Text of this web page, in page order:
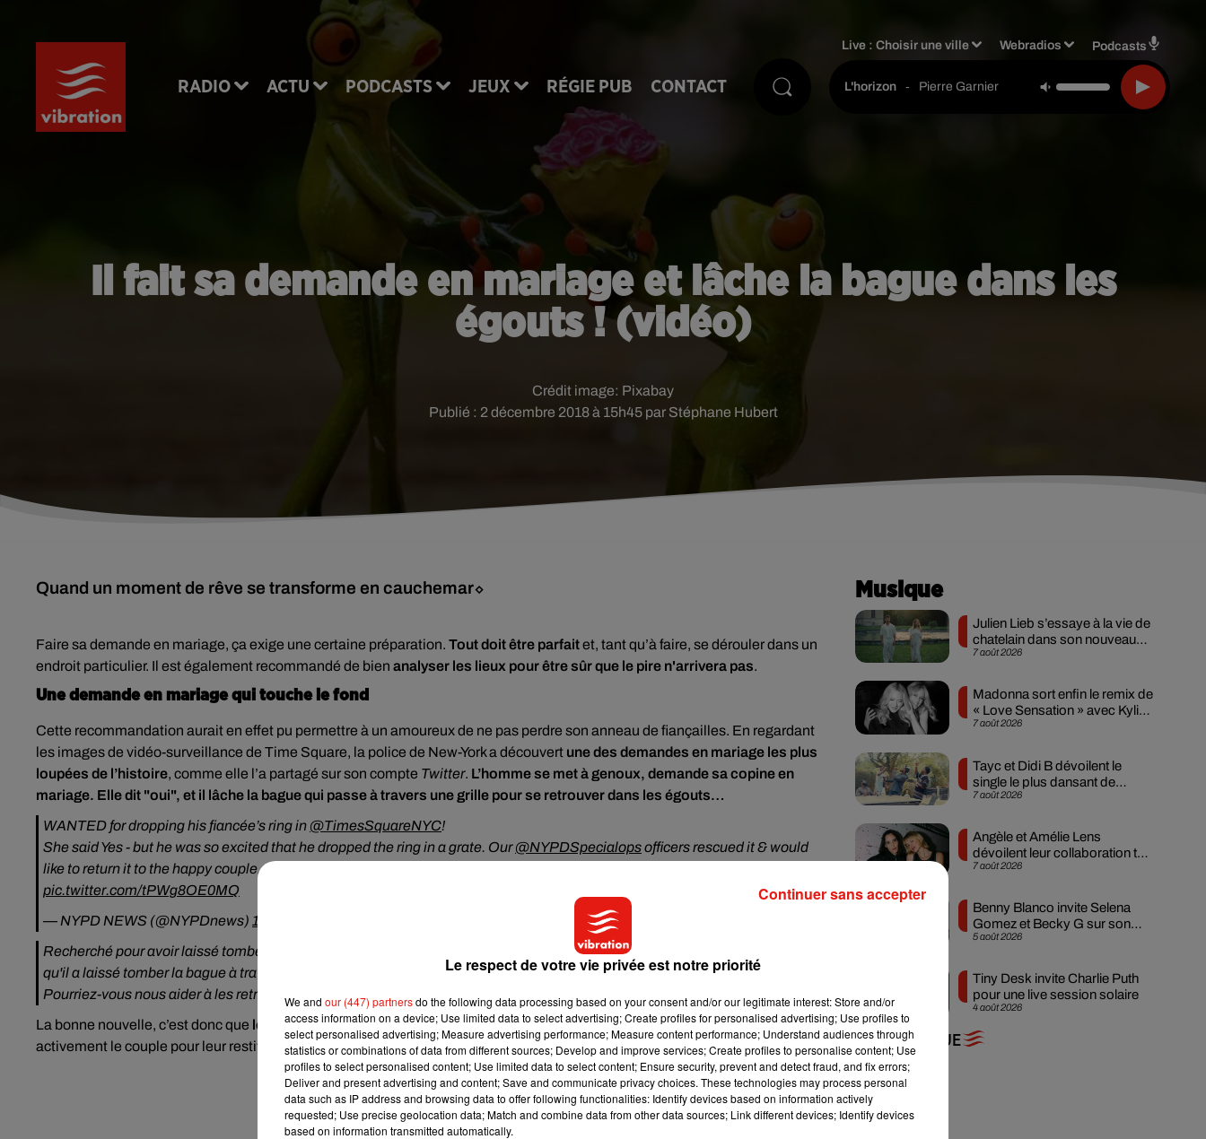
RADIO ACTU PODCASTS JEUX RÉGIE PUB CONTACT
Live :Choisir une ville Webradios Podcasts
L'horizon - Pierre Garnier
Il fait sa demande en mariage et lâche la bague dans les
égouts ! (vidéo)
Publié : 2 décembre 2018 à 15h45 par Stéphane Hubert
Crédit image: Pixabay
Quand un moment de rêve se transforme en cauchemar⬦
Faire sa demande en mariage, ça exige une certaine préparation. Tout doit être parfaitet, tant qu’à faire, se dérouler dans un
endroit particulier. Il est également recommandé de bien analyser les lieux pour être sûr que le pire n'arrivera pas.
Une demande en mariage qui touche le fond
Cette recommandation aurait en effet pu permettre à un amoureux de ne pas perdre son anneau de fiançailles. En regardant
les images de vidéo-surveillance de Time Square, la police de New-York a découvert une des demandes en mariage les plus
loupées de l’histoire, comme elle l’a partagé sur son compte Twitter. L’homme se met à genoux, demande sa copine en
mariage. Elle dit "oui", et il lâche la bague qui passe à travers une grille pour se retrouver dans les égouts…
WANTED for dropping his fiancée’s ring in @TimesSquareNYC!
She said Yes - but he was so excited that he dropped the ring in a grate. Our@NYPDSpecialopsofficers rescued it & would
like to return it to the happy couple. Help us find them? �x� call 800-577-TIPS
pic.twitter.com/tPWg8OE0MQ
— NYPD NEWS (@NYPDnews) 1 décembre 2018
Recherché pour avoir laissé tomber une bague de fiançailles à Times Square ! Elle a dit "oui", mais il était tellement ému
qu'il a laissé tomber la bague à travers une grille. Nos officiers l'ont repêchée et veulent la rendre à l'heureux couple.
Pourriez-vous nous aider à les retrouver ?
La bonne nouvelle, c’est donc que les officiers de la ville ont réussi à récupérer la bague, et que la police recherche
activement le couple pour leur restituer leur précieux.
Musique
7 août 2026
Julien Lieb s’essaye à la vie de
chatelain dans son nouveau
clip
7 août 2026
Madonna sort enfin le remix de
« Love Sensation » avec Kylie
Minogue
7 août 2026
Tayc et Didi B dévoilent le
single le plus dansant de
l’année
7 août 2026
Angèle et Amélie Lens
dévoilent leur collaboration tant
attendue
5 août 2026
Benny Blanco invite Selena
Gomez et Becky G sur son
nouveau single
4 août 2026
Tiny Desk invite Charlie Puth
pour une live session solaire
+ DE MUSIQUE
Le respect de votre vie privée est notre priorité
We and our (447) partnersdo the following data processing based on your consent and/or our legitimate interest: Store and/or
access information on a device; Use limited data to select advertising; Create profiles for personalised advertising; Use profiles to
select personalised advertising; Measure advertising performance; Measure content performance; Understand audiences through
statistics or combinations of data from different sources; Develop and improve services; Create profiles to personalise content; Use
profiles to select personalised content; Use limited data to select content; Ensure security, prevent and detect fraud, and fix errors;
Deliver and present advertising and content; Save and communicate privacy choices. These technologies may process personal
data such as IP address and browsing data to offer following functionalities: Identify devices based on information actively
requested; Use precise geolocation data; Match and combine data from other data sources; Link different devices; Identify devices
based on information transmitted automatically.
Continuer sans accepter